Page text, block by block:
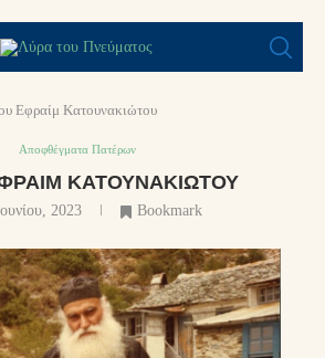
Εφραίμ Κατουνακιώτου
Αποφθέγματα Πατέρων
ΚΑΤΟΥΝΑΚΙΏΤΟΥ
2023 Bookmark